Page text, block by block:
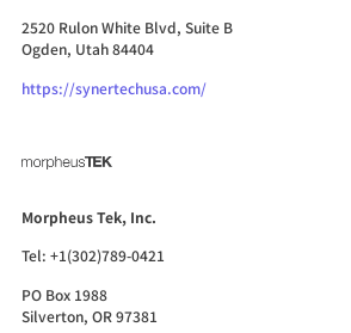
2520 Rulon White Blvd, Suite B
Ogden, Utah 84404​
https://synertechusa.com/
Morpheus Tek, Inc.
Tel: +1(302)789-0421
PO Box 1988
Silverton, OR 97381